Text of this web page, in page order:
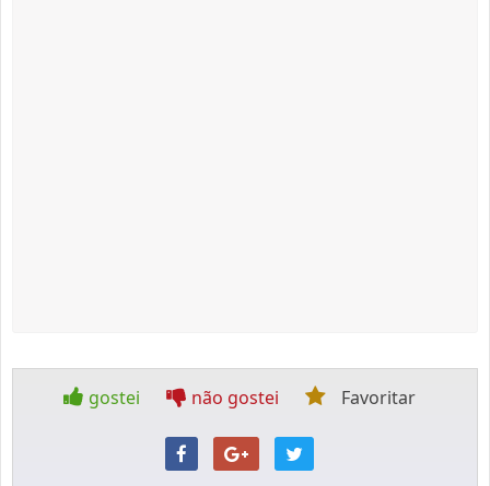
gostei não gostei Favoritar